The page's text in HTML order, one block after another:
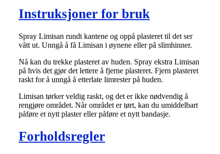
Instruksjoner for bruk
Spray Limisan rundt kantene og oppå plasteret til det ser
vått ut. Unngå å få Limisan i øynene eller på slimhinner.
Nå kan du trekke plasteret av huden. Spray ekstra Limisan
på hvis det gjør det lettere å fjerne plasteret. Fjern plasteret
raskt for å unngå å etterlate limrester på huden.
Limisan tørker veldig raskt, og det er ikke nødvendig å
rengjøre området. Når området er tørt, kan du umiddelbart
påføre et nytt plaster eller påføre et nytt bandasje.
Forholdsregler